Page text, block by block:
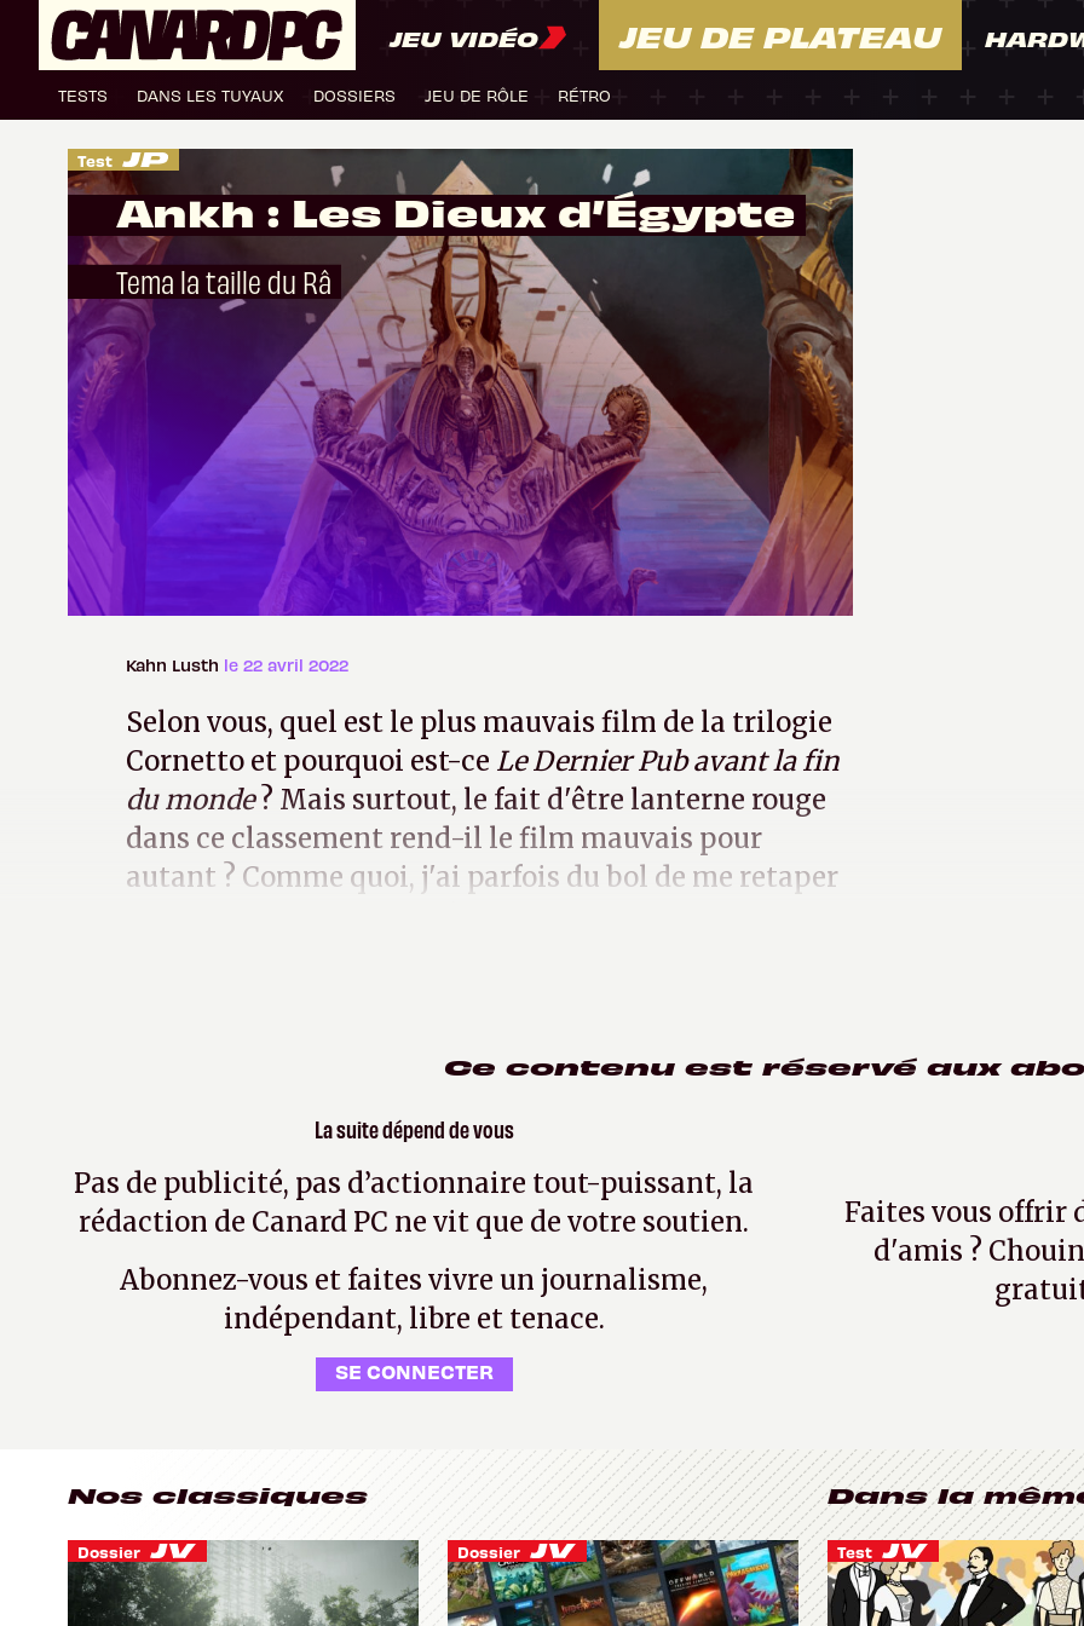
JEU VIDÉO JEU DE PLATEAU
TESTS DANS LES TUYAUX DOSSIERS JEU DE RÔLE RÉTRO
Test
Ankh : Les Dieux d’Égypte
Tema la taille du Râ
Kahn Lusth le 22 avril 2022
Selon vous, quel est le plus mauvais film de la trilogie
Cornetto et pourquoi est-ce Le Dernier Pub avant la fin
du monde? Mais surtout, le fait d'être lanterne rouge
dans ce classement rend-il le film mauvais pour
autant ? Comme quoi, j'ai parfois du bol de me retaper
Ce contenu est réservé aux
La suite dépend de vous
Pas de publicité, pas d’actionnaire tout-puissant, la
rédaction de Canard PC ne vit que de votre soutien.
Abonnez-vous et faites vivre un journalisme,
indépendant, libre et tenace.
SE CONNECTER
Faites vous offrir
d'amis ?
Nos classiques
Dossier Dossier
Dans la
Test